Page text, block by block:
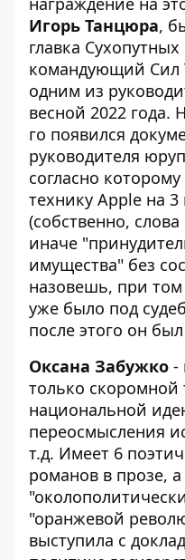
Игорь Танцюра,
главка
командующий Сил
одним из
весной 2022 года.
го появился
руководителя
согласно
технику Apple на
(собственно,
иначе
имущества" без
назовешь, при
уже было под
после этого он
Оксана Забужко -
только скоромной
национальной
переосмысления
т.д. Имеет 6
романов в прозе,
"оранжевой
выступила с